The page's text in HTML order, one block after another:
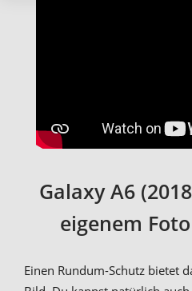
Galaxy A6
eigenem
Einen Rundum-Schutz bietet